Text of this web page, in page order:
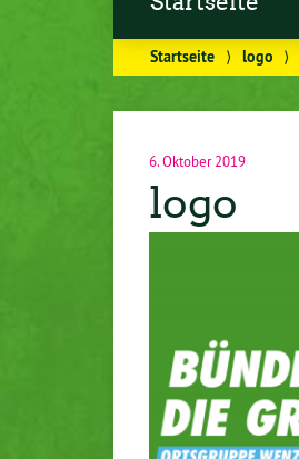
Startseite ⟩ logo ⟩
6. Oktober 2019
logo